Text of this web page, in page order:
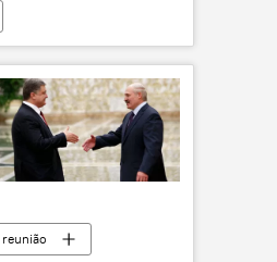
reunião